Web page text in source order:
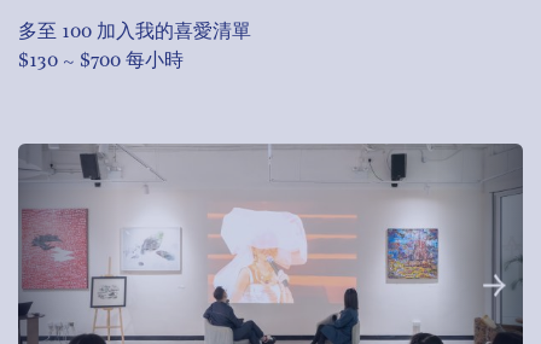
多至 100 加入我的喜愛清單
$130 ~ $700 每小時